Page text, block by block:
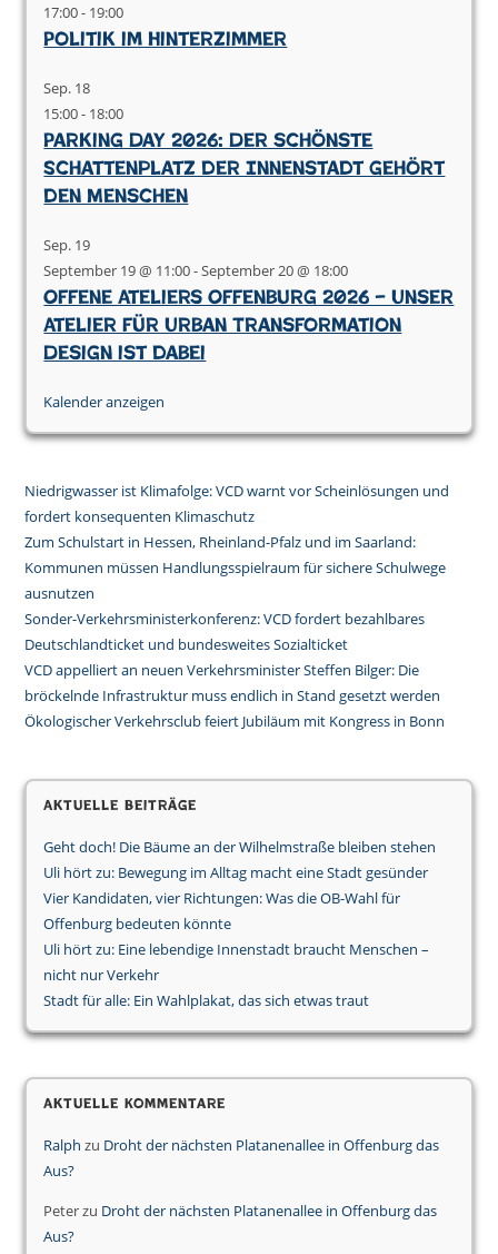
17:00- 19:00
Politik im Hinterzimmer
Sep. 18
15:00- 18:00
Parking Day 2026: Der schönste
Schattenplatz der Innenstadt gehört
den Menschen
Sep. 19
September 19 @ 11:00-September 20 @ 18:00
Offene Ateliers Offenburg 2026 – Unser
Atelier für Urban Transformation
Design ist dabei
Kalender anzeigen
Niedrigwasser ist Klimafolge: VCD warnt vor Scheinlösungen und
fordert konsequenten Klimaschutz
Zum Schulstart in Hessen, Rheinland-Pfalz und im Saarland:
Kommunen müssen Handlungsspielraum für sichere Schulwege
ausnutzen
Sonder-Verkehrsministerkonferenz: VCD fordert bezahlbares
Deutschlandticket und bundesweites Sozialticket
VCD appelliert an neuen Verkehrsminister Steffen Bilger: Die
bröckelnde Infrastruktur muss endlich in Stand gesetzt werden
Ökologischer Verkehrsclub feiert Jubiläum mit Kongress in Bonn
Aktuelle Beiträge
Geht doch! Die Bäume an der Wilhelmstraße bleiben stehen
Uli hört zu: Bewegung im Alltag macht eine Stadt gesünder
Vier Kandidaten, vier Richtungen: Was die OB-Wahl für
Offenburg bedeuten könnte
Uli hört zu: Eine lebendige Innenstadt braucht Menschen –
nicht nur Verkehr
Stadt für alle: Ein Wahlplakat, das sich etwas traut
Aktuelle Kommentare
Ralph zu Droht der nächsten Platanenallee in Offenburg das
Aus?
Peterzu Droht der nächsten Platanenallee in Offenburg das
Aus?